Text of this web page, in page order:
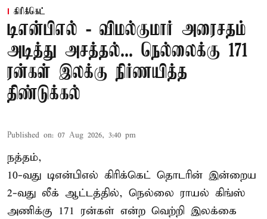
கிரிக்கெட்
டிஎன்பிஎல் - விமல்குமார் அரைசதம்
அடித்து அசத்தல்... நெல்லைக்கு 171
ரன்கள் இலக்கு நிர்ணயித்த
திண்டுக்கல்
Published on: 07 Aug 2026, 3:40 pm
நத்தம்,
10-வது டிஎன்பிஎல் கிரிக்கெட் தொடரின் இன்றைய
2-வது லீக் ஆட்டத்தில், நெல்லை ராயல் கிங்ஸ்
அணிக்கு 171 ரன்கள் என்ற வெற்றி இலக்கை